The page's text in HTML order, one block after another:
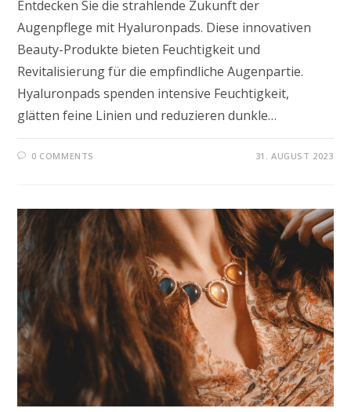
Entdecken Sie die strahlende Zukunft der
Augenpflege mit Hyaluronpads. Diese innovativen
Beauty-Produkte bieten Feuchtigkeit und
Revitalisierung für die empfindliche Augenpartie.
Hyaluronpads spenden intensive Feuchtigkeit,
glätten feine Linien und reduzieren dunkle…
0 COMMENTS 31. AUGUST 2023